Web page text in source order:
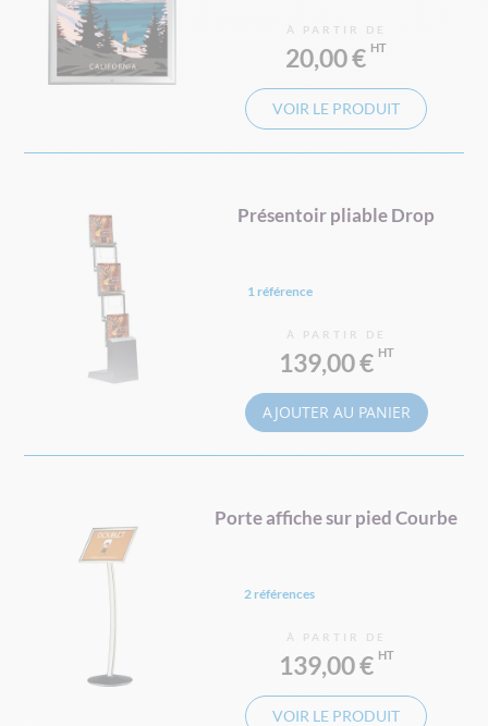
À PARTIR DE
20,00 €
VOIR LE PRODUIT
Présentoir pliable Drop
1 référence
À PARTIR DE
139,00 €
AJOUTER AU PANIER
Porte affiche sur pied Courbe
2 références
À PARTIR DE
139,00 €
VOIR LE PRODUIT